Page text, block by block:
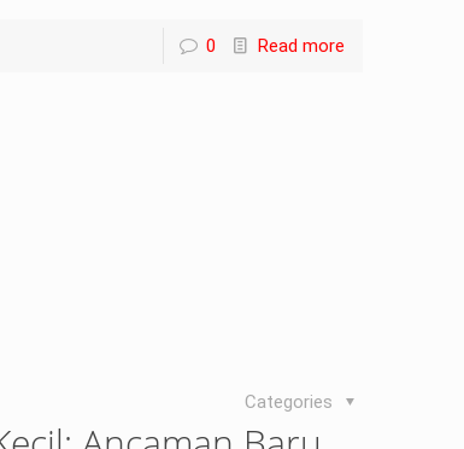
0 Read more
Categories